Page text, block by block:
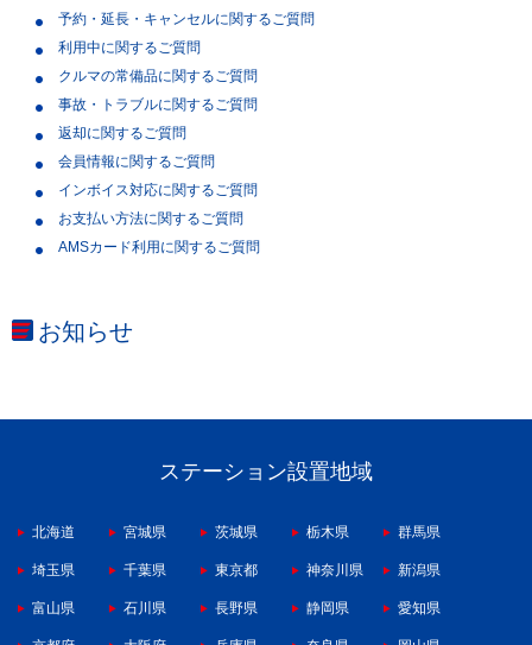
予約・延長・キャンセルに関するご質問
利用中に関するご質問
クルマの常備品に関するご質問
事故・トラブルに関するご質問
返却に関するご質問
会員情報に関するご質問
インボイス対応に関するご質問
お支払い方法に関するご質問
AMSカード利用に関するご質問
お知らせ
ステーション設置地域
北海道 宮城県 茨城県 栃木県 群馬県
埼玉県 千葉県 東京都 神奈川県 新潟県
富山県 石川県 長野県 静岡県 愛知県